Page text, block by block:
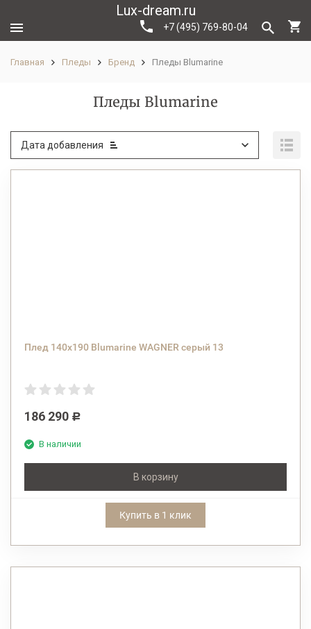
Lux-dream.ru
+7 (495) 769-80-04
Главная Пледы Бренд Пледы Blumarine
Пледы Blumarine
Дата добавления
Плед 140х190 Blumarine WAGNER серый 13
186 290 Р
В наличии
В корзину
Купить в 1 клик